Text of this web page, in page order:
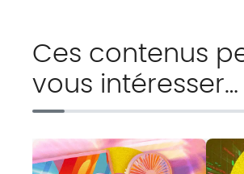
Ces contenus
vous intéresser…